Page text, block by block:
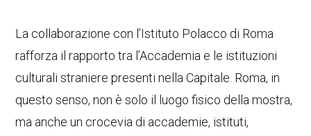
La collaborazione con l’Istituto Polacco di Roma
rafforza il rapporto tra l’Accademia e le istituzioni
culturali straniere presenti nella Capitale. Roma, in
questo senso, non è solo il luogo fisico della mostra,
ma anche un crocevia di accademie, istituti,